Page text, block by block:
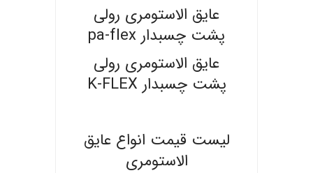
عایق الاستومری رولی
پشت چسبدار pa-flex
عایق الاستومری رولی
پشت چسبدار K-FLEX
لیست قیمت انواع عایق
الاستومری